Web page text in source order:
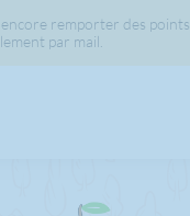
remporter des points.
par mail.